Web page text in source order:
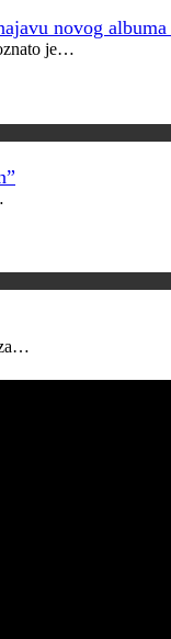
novog albuma
je…